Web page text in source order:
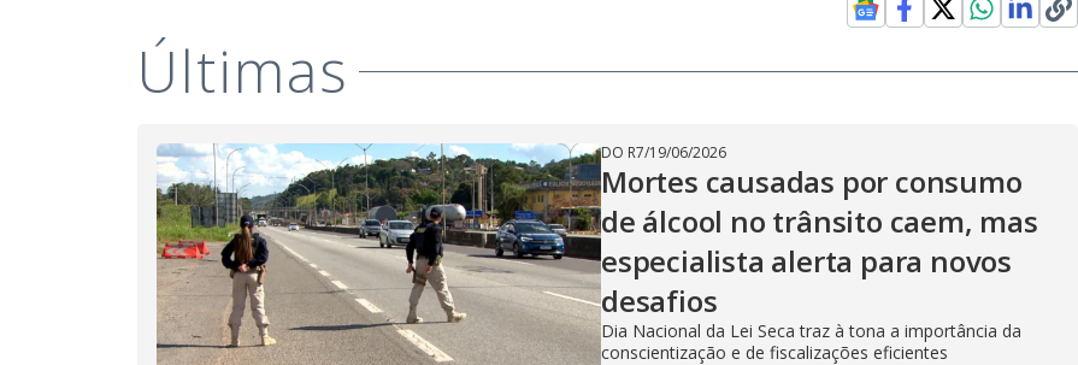
Últimas
DO R7/19/06/2026
Mortes causadas por consumo
de álcool no trânsito caem, mas
especialista alerta para novos
desafios
Dia Nacional da Lei Seca traz à tona a importância da
conscientização e de fiscalizações eficientes